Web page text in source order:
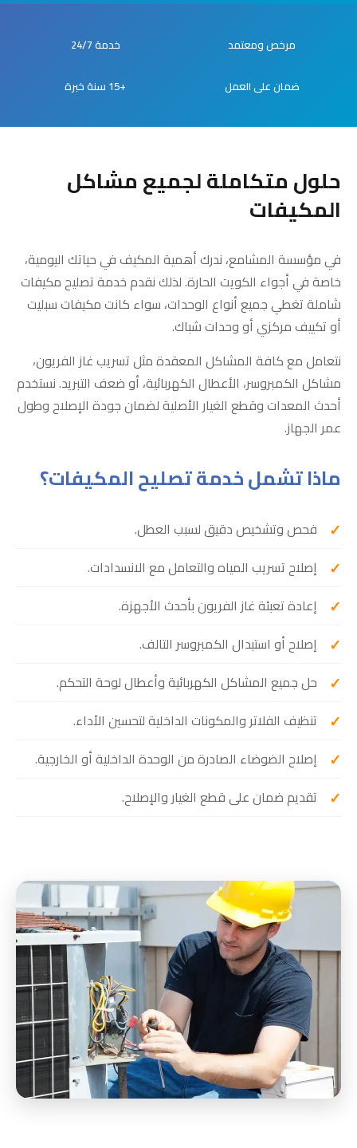
مرخص ومعتمد خدمة 24/7
ضمان على العمل +15 سنة خبرة
حلول متكاملة لجميع مشاكل
المكيفات
في مؤسسة المشامع، ندرك أهمية المكيف في حياتك اليومية،
خاصة في أجواء الكويت الحارة. لذلك نقدم خدمة تصليح مكيفات
شاملة تغطي جميع أنواع الوحدات، سواء كانت مكيفات سبليت
أو تكييف مركزي أو وحدات شباك.
نتعامل مع كافة المشاكل المعقدة مثل تسريب غاز الفريون،
مشاكل الكمبروسر، الأعطال الكهربائية، أو ضعف التبريد. نستخدم
أحدث المعدات وقطع الغيار الأصلية لضمان جودة الإصلاح وطول
عمر الجهاز.
ماذا تشمل خدمة تصليح المكيفات؟
فحص وتشخيص دقيق لسبب العطل.
إصلاح تسريب المياه والتعامل مع الانسدادات.
إعادة تعبئة غاز الفريون بأحدث الأجهزة.
إصلاح أو استبدال الكمبروسر التالف.
حل جميع المشاكل الكهربائية وأعطال لوحة التحكم.
تنظيف الفلاتر والمكونات الداخلية لتحسين الأداء.
إصلاح الضوضاء الصادرة من الوحدة الداخلية أو الخارجية.
تقديم ضمان على قطع الغيار والإصلاح.